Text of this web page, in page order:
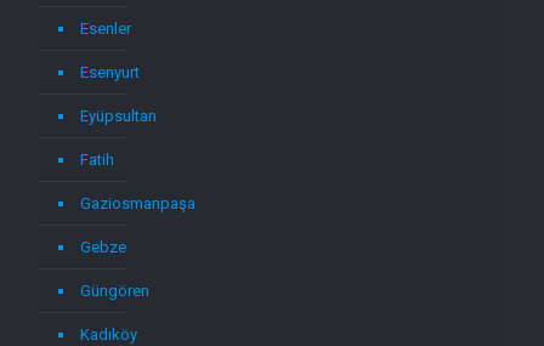
Esenler
Esenyurt
Eyüpsultan
Fatih
Gaziosmanpaşa
Gebze
Güngören
Kadıköy